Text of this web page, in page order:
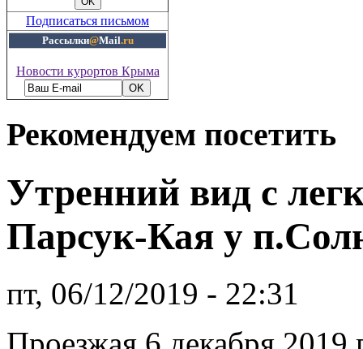
Подписаться письмом
Рассылки@Mail.ru
Новости курортов Крыма
Рекомендуем посетить
Утренний вид с
Парсук-Кая у
пт, 06/12/2019 - 22:31